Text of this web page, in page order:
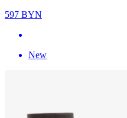
597 BYN
New